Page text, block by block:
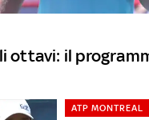
ottavi: il
ATP MONTREAL